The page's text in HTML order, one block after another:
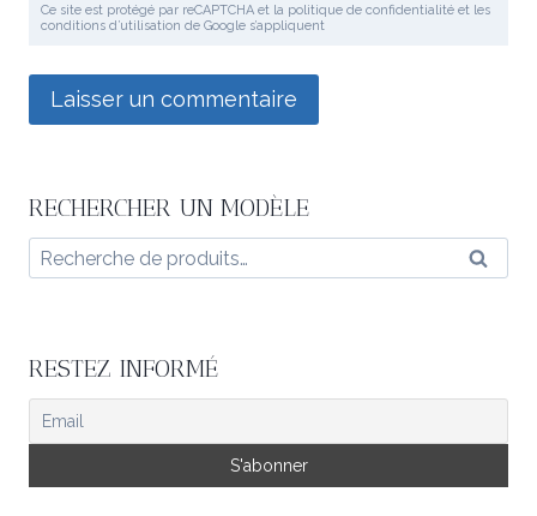
Ce site est protégé par reCAPTCHA et la politique de confidentialité et les
conditions d’utilisation de Google s’appliquent
RECHERCHER UN MODÈLE
Recherche
pour :
RESTEZ INFORMÉ